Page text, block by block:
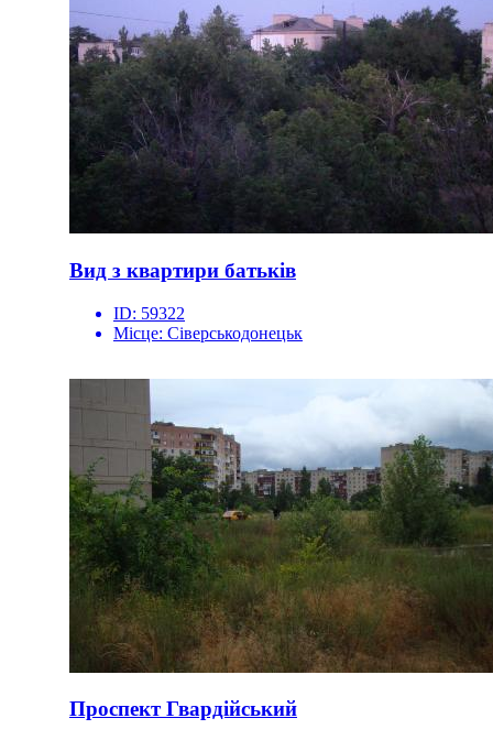
Вид з квартири батьків
ID: 59322
Місце: Сіверськодонецьк
Проспект Гвардійський